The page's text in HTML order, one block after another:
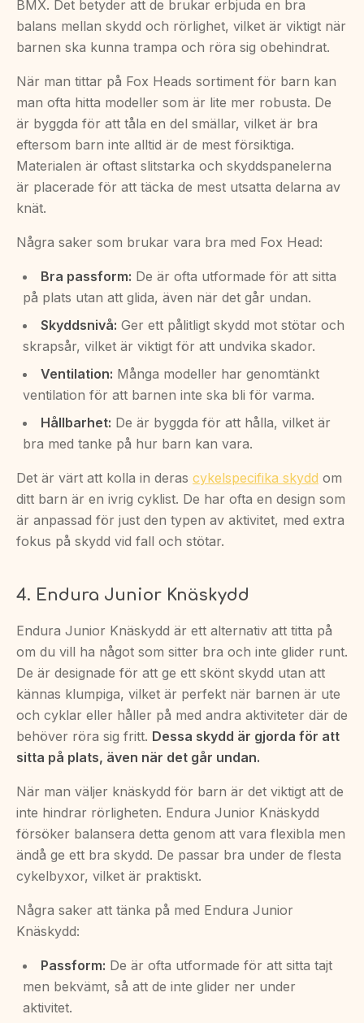
BMX. Det betyder att de brukar erbjuda en bra
balans mellan skydd och rörlighet, vilket är viktigt när
barnen ska kunna trampa och röra sig obehindrat.
När man tittar på Fox Heads sortiment för barn kan
man ofta hitta modeller som är lite mer robusta. De
är byggda för att tåla en del smällar, vilket är bra
eftersom barn inte alltid är de mest försiktiga.
Materialen är oftast slitstarka och skyddspanelerna
är placerade för att täcka de mest utsatta delarna av
knät.
Några saker som brukar vara bra med Fox Head:
Bra passform: De är ofta utformade för att sitta
på plats utan att glida, även när det går undan.
Skyddsnivå: Ger ett pålitligt skydd mot stötar och
skrapsår, vilket är viktigt för att undvika skador.
Ventilation: Många modeller har genomtänkt
ventilation för att barnen inte ska bli för varma.
Hållbarhet: De är byggda för att hålla, vilket är
bra med tanke på hur barn kan vara.
Det är värt att kolla in deras cykelspecifika skydd om
ditt barn är en ivrig cyklist. De har ofta en design som
är anpassad för just den typen av aktivitet, med extra
fokus på skydd vid fall och stötar.
4. Endura Junior Knäskydd
Endura Junior Knäskydd är ett alternativ att titta på
om du vill ha något som sitter bra och inte glider runt.
De är designade för att ge ett skönt skydd utan att
kännas klumpiga, vilket är perfekt när barnen är ute
och cyklar eller håller på med andra aktiviteter där de
behöver röra sig fritt. Dessa skydd är gjorda för att
sitta på plats, även när det går undan.
När man väljer knäskydd för barn är det viktigt att de
inte hindrar rörligheten. Endura Junior Knäskydd
försöker balansera detta genom att vara flexibla men
ändå ge ett bra skydd. De passar bra under de flesta
cykelbyxor, vilket är praktiskt.
Några saker att tänka på med Endura Junior
Knäskydd:
Passform: De är ofta utformade för att sitta tajt
men bekvämt, så att de inte glider ner under
aktivitet.